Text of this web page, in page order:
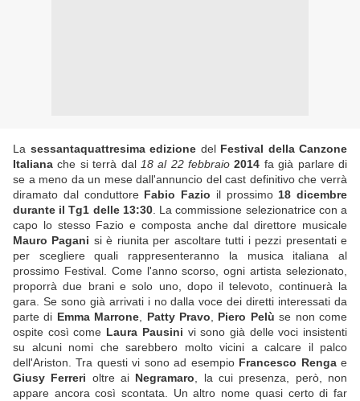
La sessantaquattresima edizione del Festival della Canzone
Italiana che si terrà dal 18 al 22 febbraio 2014 fa già parlare di
se a meno da un mese dall'annuncio del cast definitivo che verrà
diramato dal conduttore Fabio Fazio il prossimo 18 dicembre
durante il Tg1 delle 13:30. La commissione selezionatrice con a
capo lo stesso Fazio e composta anche dal direttore musicale
Mauro Pagani si è riunita per ascoltare tutti i pezzi presentati e
per scegliere quali rappresenteranno la musica italiana al
prossimo Festival. Come l'anno scorso, ogni artista selezionato,
proporrà due brani e solo uno, dopo il televoto, continuerà la
gara. Se sono già arrivati i no dalla voce dei diretti interessati da
parte di Emma Marrone Patty Pravo Piero Pelù se non come
ospite così come Laura Pausini vi sono già delle voci insistenti
su alcuni nomi che sarebbero molto vicini a calcare il palco
dell'Ariston. Tra questi vi sono ad esempio Francesco Rengae
Giusy Ferreri oltre ai Negramaro , la cui presenza, però, non
appare ancora così scontata. Un altro nome quasi certo di far